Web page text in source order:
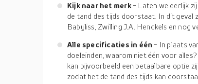
Kijk naar het merk- Laten we eerlijk
de tand des tijds doorstaat. In dit geval
Babyliss, Zwilling J.A. Henckels en nog
Alle specificaties in één- In plaats
doeleinden, waarom niet één voor
kan bijvoorbeeld een betaalbare optie
zodat het de tand des tijds kan